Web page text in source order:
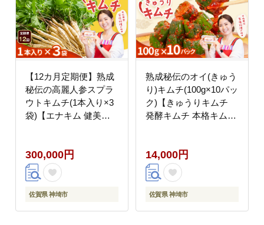
【12カ月定期便】熟成
秘伝の高麗人参スプラ
ウトキムチ(1本入り×3
袋)【エナキム 健美キ
手作り 辛味控えめ 国産
素材】(H104195)
300,000円
佐賀県 神埼市
熟成秘伝のオイ(きゅう
り)キムチ(100g×10パッ
ク)【きゅうりキムチ
発酵キムチ 本格キムチ
辛 特製ダレ】
(H104197)
14,000円
佐賀県 神埼市